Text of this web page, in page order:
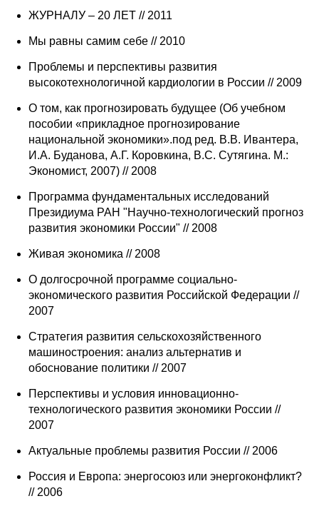
ЖУРНАЛУ – 20 ЛЕТ // 2011
Мы равны самим себе // 2010
Проблемы и перспективы развития
высокотехнологичной кардиологии в России // 2009
О том, как прогнозировать будущее (Об учебном
пособии «прикладное прогнозирование
национальной экономики».под ред. В.В. Ивантера,
И.А. Буданова, А.Г. Коровкина, В.С. Сутягина. М.:
Экономист, 2007) // 2008
Программа фундаментальных исследований
Президиума РАН "Научно-технологический прогноз
развития экономики России" // 2008
Живая экономика // 2008
О долгосрочной программе социально-
экономического развития Российской Федерации //
2007
Стратегия развития сельскохозяйственного
машиностроения: анализ альтернатив и
обоснование политики // 2007
Перспективы и условия инновационно-
технологического развития экономики России //
2007
Актуальные проблемы развития России // 2006
Россия и Европа: энергосоюз или энергоконфликт?
// 2006